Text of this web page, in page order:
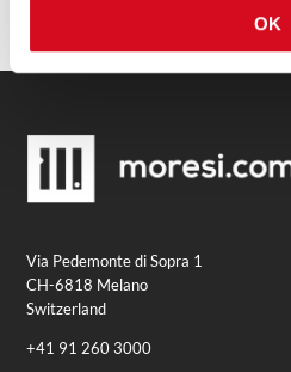
OK
Via Pedemonte di Sopra 1
CH-6818 Melano
Switzerland
+41 91 260 3000